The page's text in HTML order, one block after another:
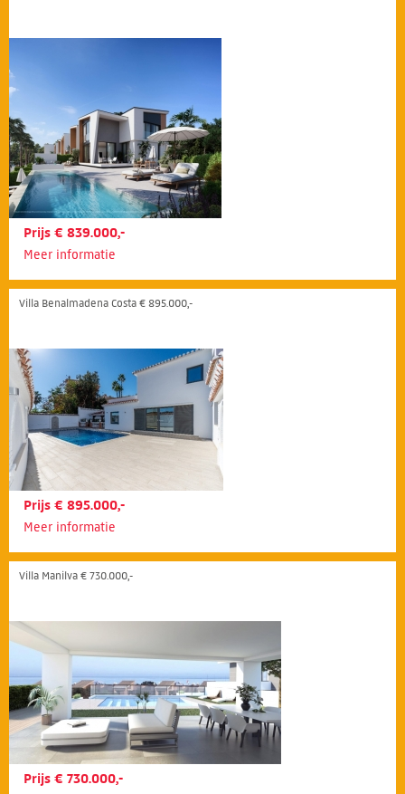
Prijs € 839.000,-
Meer informatie
Villa Benalmadena Costa € 895.000,-
Prijs € 895.000,-
Meer informatie
Villa Manilva € 730.000,-
Prijs € 730.000,-